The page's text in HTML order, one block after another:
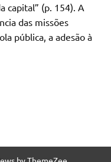
capital” (p. 154). A
das missões
pública, a adesão à